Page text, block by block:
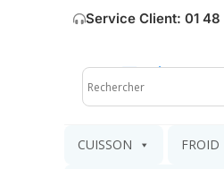
Service Client: 01
CUISSON FROID